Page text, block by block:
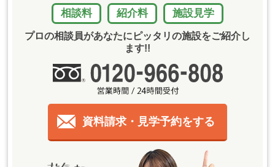
相談料 紹介料 施設見学
プロの相談員があなたにピッタリの施設をご紹介し
ます!!
資料請求・見学予約をする